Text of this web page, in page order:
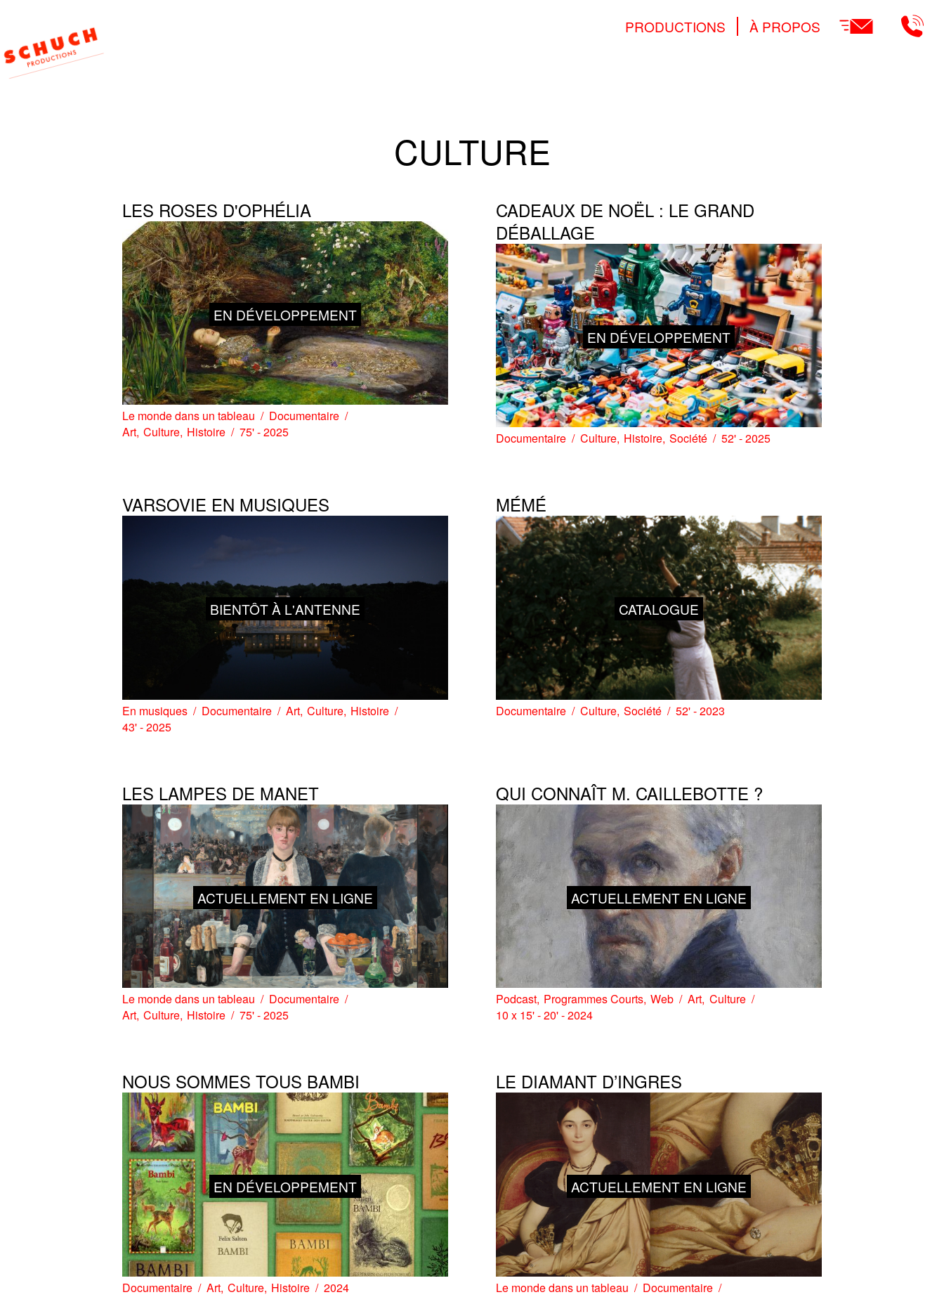
navigation
PRODUCTIONS À PROPOS
CULTURE
LES ROSES D'OPHÉLIA
EN DÉVELOPPEMENT
Le monde dans un tableau
Documentaire
Art Culture Histoire 75' - 2025
CADEAUX DE NOËL : LE GRAND
DÉBALLAGE
EN DÉVELOPPEMENT
Documentaire Culture Histoire Société 52' - 2025
VARSOVIE EN MUSIQUES
BIENTÔT À L'ANTENNE
En musiques Documentaire Art Culture Histoire
43' - 2025
MÉMÉ
CATALOGUE
Documentaire Culture Société 52' - 2023
LES LAMPES DE MANET
ACTUELLEMENT EN LIGNE
Le monde dans un tableau
Documentaire
Art Culture Histoire 75' - 2025
QUI CONNAÎT M. CAILLEBOTTE ?
ACTUELLEMENT EN LIGNE
Podcast Programmes Courts Web Art Culture
10 x 15' - 20' - 2024
NOUS SOMMES TOUS BAMBI
EN DÉVELOPPEMENT
Documentaire Art Culture Histoire 2024
LE DIAMANT D’INGRES
ACTUELLEMENT EN LIGNE
Le monde dans un tableau
Documentaire